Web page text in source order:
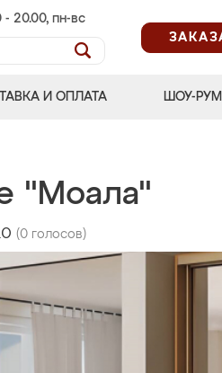
- 20.00, пн-вс
И ОПЛАТА ШОУ-РУМ
"Моала"
(0 голосов)